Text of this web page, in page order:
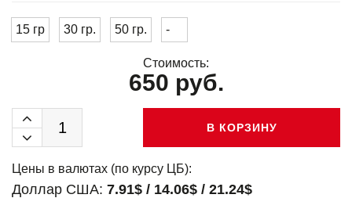
15 гр 30 гр. 50 гр. -
Стоимость:
650 руб.
В КОРЗИНУ
Цены в валютах (по курсу ЦБ):
Доллар США: 7.91$ / 14.06$ / 21.24$